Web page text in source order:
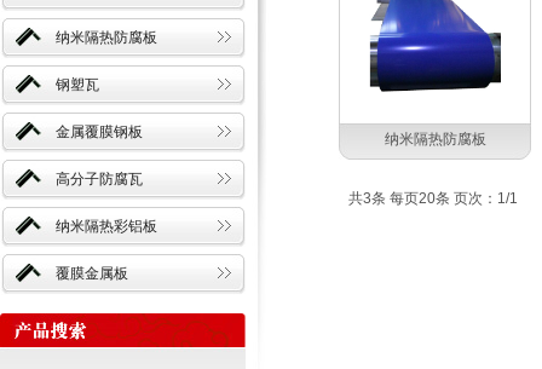
纳米隔热防腐板
共3条 每页20条 页次：1/1
纳米隔热防腐板
钢塑瓦
金属覆膜钢板
高分子防腐瓦
纳米隔热彩铝板
覆膜金属板